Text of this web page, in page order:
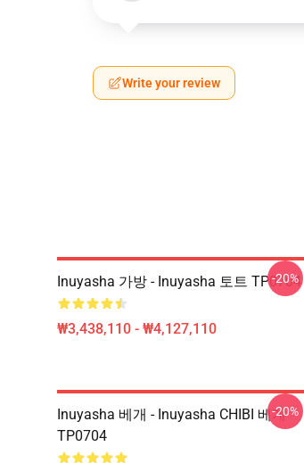
Write your review
Inuyasha 가방 - Inuyasha 토트 TP0704
₩3,438,110 - ₩4,127,110
-20%
Inuyasha 베개 - Inuyasha CHIBI 베개
TP0704
-20%